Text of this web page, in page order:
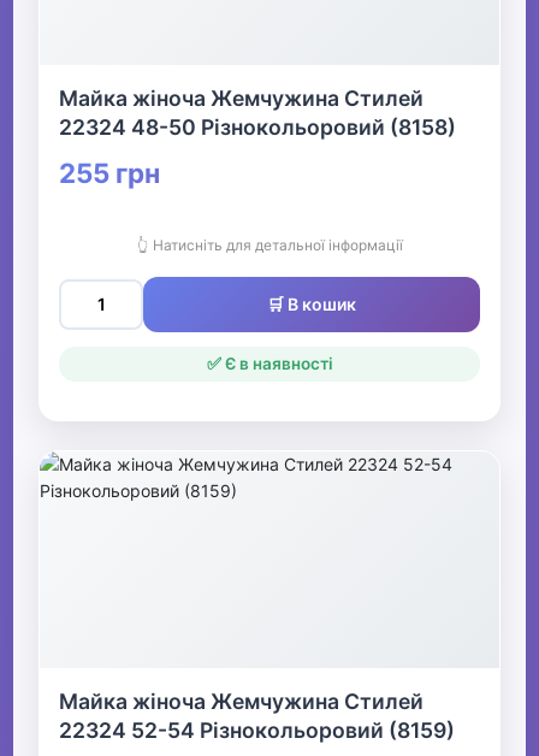
Майка жіноча Жемчужина Стилей
22324 48-50 Різнокольоровий (8158)
255 грн
👆 Натисніть для детальної інформації
🛒 В кошик
✅ Є в наявності
Майка жіноча Жемчужина Стилей
22324 52-54 Різнокольоровий (8159)